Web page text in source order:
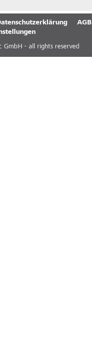
AGB
GmbH - all rights reserved